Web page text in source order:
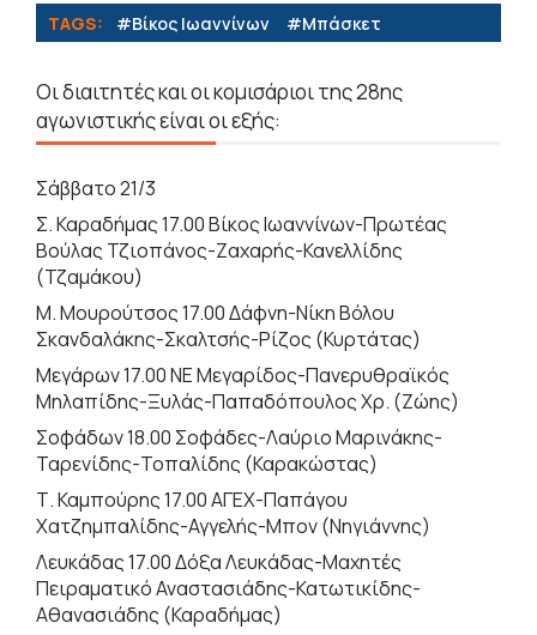
TAGS: #Βίκος Ιωαννίνων #Μπάσκετ
Οι διαιτητές και οι κομισάριοι της 28ης
αγωνιστικής είναι οι εξής:
Σάββατο 21/3
Σ. Καραδήμας 17.00 Βίκος Ιωαννίνων-Πρωτέας
Βούλας Τζιοπάνος-Ζαχαρής-Κανελλίδης
(Τζαμάκου)
Μ. Μουρούτσος 17.00 Δάφνη-Νίκη Βόλου
Σκανδαλάκης-Σκαλτσής-Ρίζος (Κυρτάτας)
Μεγάρων 17.00 ΝΕ Μεγαρίδος-Πανερυθραϊκός
Μηλαπίδης-Ξυλάς-Παπαδόπουλος Χρ. (Ζώης)
Σοφάδων 18.00 Σοφάδες-Λαύριο Μαρινάκης-
Ταρενίδης-Τοπαλίδης (Καρακώστας)
Τ. Καμπούρης 17.00 ΑΓΕΧ-Παπάγου
Χατζημπαλίδης-Αγγελής-Μπον (Νηγιάννης)
Λευκάδας 17.00 Δόξα Λευκάδας-Μαχητές
Πειραματικό Αναστασιάδης-Κατωτικίδης-
Αθανασιάδης (Καραδήμας)